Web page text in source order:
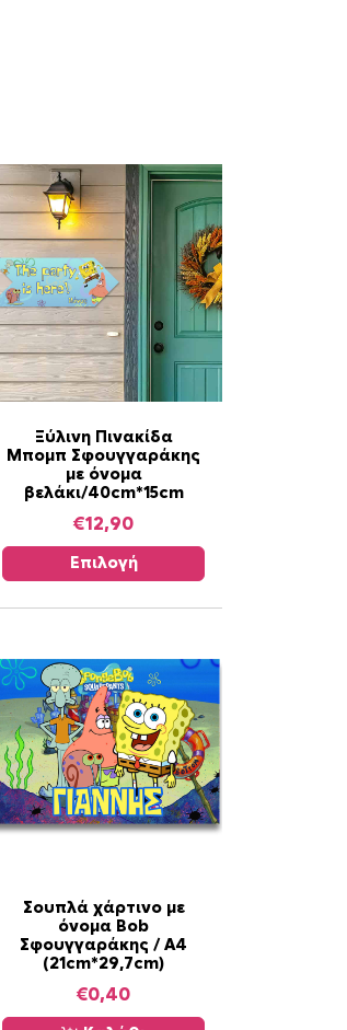
Ξύλινη Πινακίδα
Μπομπ Σφουγγαράκης
με όνομα
βελάκι/40cm*15cm
€12,90
Επιλογή
υ
ϊ
ν
έ
χ
ε
ι
Σουπλά χάρτινο με
όνομα Bob
Σφουγγαράκης / Α4
(21cm*29,7cm)
€0,40